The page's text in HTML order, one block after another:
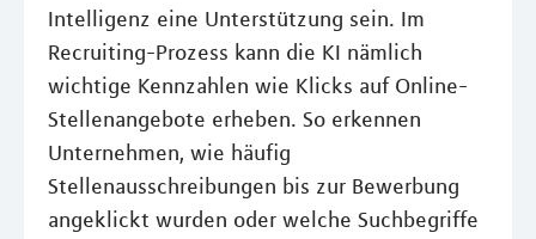
Intelligenz eine Unterstützung sein. Im
Recruiting-Prozess kann die KI nämlich
wichtige Kennzahlen wie Klicks auf Online-
Stellenangebote erheben. So erkennen
Unternehmen, wie häufig
Stellenausschreibungen bis zur Bewerbung
angeklickt wurden oder welche Suchbegriffe